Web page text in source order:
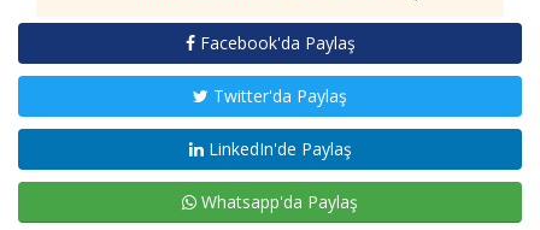
Facebook'da Paylaş
Twitter'da Paylaş
LinkedIn'de Paylaş
Whatsapp'da Paylaş